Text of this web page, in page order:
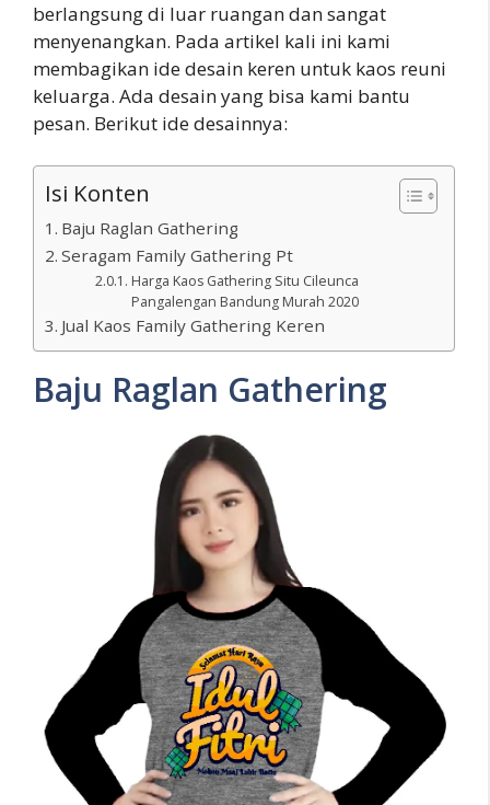
berlangsung di luar ruangan dan sangat
menyenangkan. Pada artikel kali ini kami
membagikan ide desain keren untuk kaos reuni
keluarga. Ada desain yang bisa kami bantu
pesan. Berikut ide desainnya:
Isi Konten
Baju Raglan Gathering
Seragam Family Gathering Pt
Harga Kaos Gathering Situ Cileunca
Pangalengan Bandung Murah 2020
Jual Kaos Family Gathering Keren
Baju Raglan Gathering